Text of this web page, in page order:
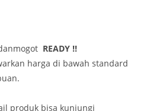
READY !!
harga di bawah standard
produk bisa kunjungi